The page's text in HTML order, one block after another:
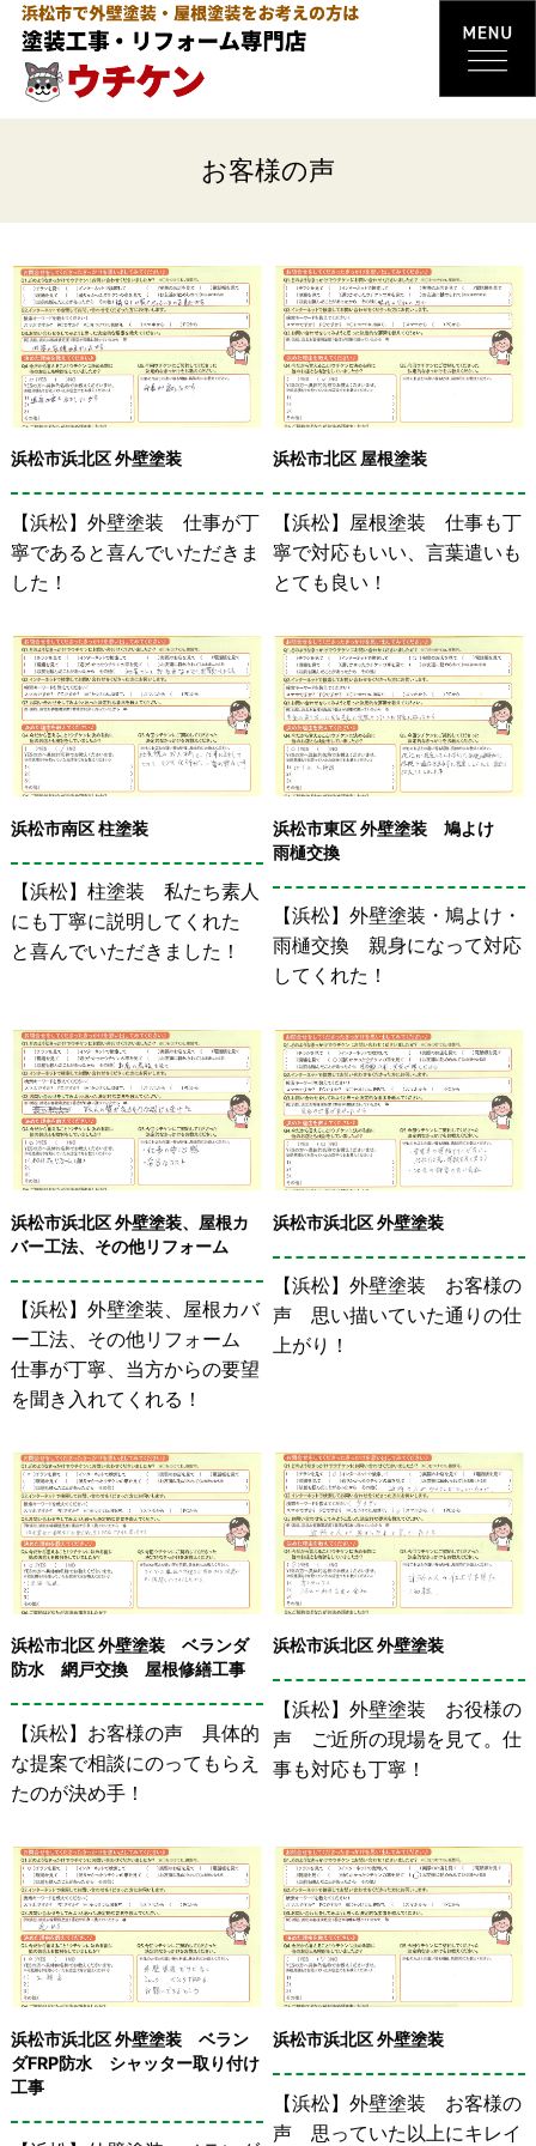
お客様の声
浜松市浜北区 外壁塗装
【浜松】外壁塗装 仕事が丁
寧であると喜んでいただきま
した！
浜松市北区 屋根塗装
【浜松】屋根塗装 仕事も丁
寧で対応もいい、言葉遣いも
とても良い！
浜松市南区 柱塗装
【浜松】柱塗装 私たち素人
にも丁寧に説明してくれた
と喜んでいただきました！
浜松市東区 外壁塗装 鳩よけ
雨樋交換
【浜松】外壁塗装・鳩よけ・
雨樋交換 親身になって対応
してくれた！
浜松市浜北区 外壁塗装、屋根カ
バー工法、その他リフォーム
【浜松】外壁塗装、屋根カバ
ー工法、その他リフォーム
仕事が丁寧、当方からの要望
を聞き入れてくれる！
浜松市浜北区 外壁塗装
【浜松】外壁塗装 お客様の
声 思い描いていた通りの仕
上がり！
浜松市北区 外壁塗装 ベランダ
防水 網戸交換 屋根修繕工事
【浜松】お客様の声 具体的
な提案で相談にのってもらえ
たのが決め手！
浜松市浜北区 外壁塗装
【浜松】外壁塗装 お役様の
声 ご近所の現場を見て。仕
事も対応も丁寧！
浜松市浜北区 外壁塗装 ベラン
ダFRP防水 シャッター取り付け
工事
浜松市浜北区 外壁塗装
【浜松】外壁塗装 お客様の
声 思っていた以上にキレイ